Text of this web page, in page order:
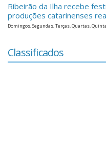
Ribeirão da Ilha recebe
produções catarinenses
Domingos, Segundas, Terças, Quartas,
Classificados